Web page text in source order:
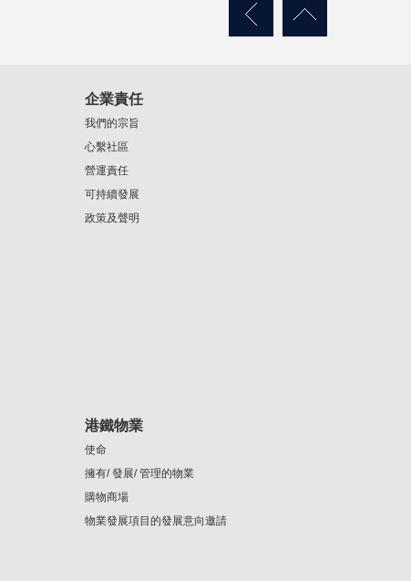
企業責任
我們的宗旨
心繫社區
營運責任
可持續發展
政策及聲明
港鐵物業
使命
擁有/ 發展/ 管理的物業
購物商場
物業發展項目的發展意向邀請